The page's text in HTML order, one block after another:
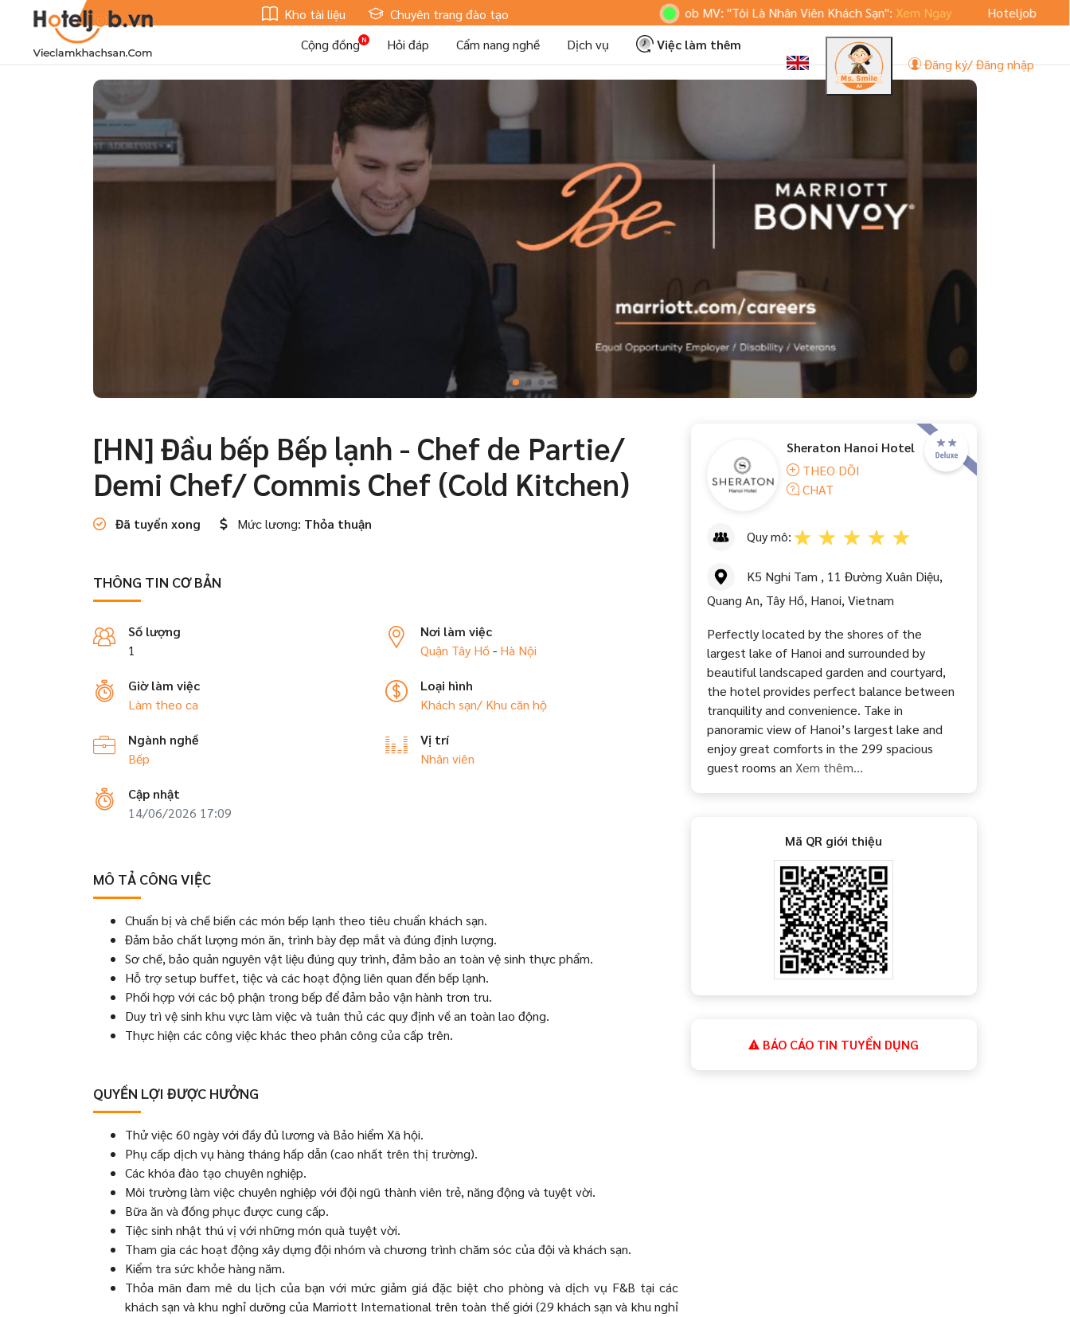
Kho tài liệu Chuyên trang đào tạo Hoteljob MV: "Tôi Là Nhân Viên Khách Sạn":Xem Ngay
Hoteljob.vn ra mắt
Cộng đồng
Hỏi đáp Cẩm nang nghề Dịch vụ
Việc làm thêm
Đăng ký/ Đăng nhập
[HN] Đầu bếp Bếp lạnh - Chef de Partie/
Demi Chef/ Commis Chef (Cold Kitchen)
Đã tuyển xong Mức lương: Thỏa thuận
THÔNG TIN CƠ BẢN
Số lượng
1
Nơi làm việc
Quận Tây Hồ- Hà Nội
Giờ làm việc
Làm theo ca
Loại hình
Khách sạn/ Khu căn hộ
Ngành nghề
Bếp
Vị trí
Nhân viên
Cập nhật
14/06/2026 17:09
MÔ TẢ CÔNG VIỆC
Chuẩn bị và chế biến các món bếp lạnh theo tiêu chuẩn khách sạn.
Đảm bảo chất lượng món ăn, trình bày đẹp mắt và đúng định lượng.
Sơ chế, bảo quản nguyên vật liệu đúng quy trình, đảm bảo an toàn vệ sinh thực phẩm.
Hỗ trợ setup buffet, tiệc và các hoạt động liên quan đến bếp lạnh.
Phối hợp với các bộ phận trong bếp để đảm bảo vận hành trơn tru.
Duy trì vệ sinh khu vực làm việc và tuân thủ các quy định về an toàn lao động.
Thực hiện các công việc khác theo phân công của cấp trên.
QUYỀN LỢI ĐƯỢC HƯỞNG
Thử việc 60 ngày với đầy đủ lương và Bảo hiểm Xã hội.
Phụ cấp dịch vụ hàng tháng hấp dẫn (cao nhất trên thị trường).
Các khóa đào tạo chuyên nghiệp.
Môi trường làm việc chuyên nghiệp với đội ngũ thành viên trẻ, năng động và tuyệt vời.
Bữa ăn và đồng phục được cung cấp.
Tiệc sinh nhật thú vị với những món quà tuyệt vời.
Tham gia các hoạt động xây dựng đội nhóm và chương trình chăm sóc của đội và khách sạn.
Kiểm tra sức khỏe hàng năm.
Thỏa mãn đam mê du lịch của bạn với mức giảm giá đặc biệt cho phòng và dịch vụ F&B tại các
khách sạn và khu nghỉ dưỡng của Marriott International trên toàn thế giới (29 khách sạn và khu nghỉ
Sheraton Hanoi Hotel
THEO DÕI
CHAT
Quy mô:
K5 Nghi Tam , 11 Đường Xuân Diệu,
Quang An, Tây Hồ, Hanoi, Vietnam
Perfectly located by the shores of the
largest lake of Hanoi and surrounded by
beautiful landscaped garden and courtyard,
the hotel provides perfect balance between
tranquility and convenience. Take in
panoramic view of Hanoi’s largest lake and
enjoy great comforts in the 299 spacious
guest rooms an Xem thêm...
Mã QR giới thiệu
BÁO CÁO TIN TUYỂN DỤNG